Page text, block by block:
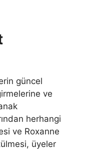
güncel
ve
herhangi
ve Roxanne
üyeler